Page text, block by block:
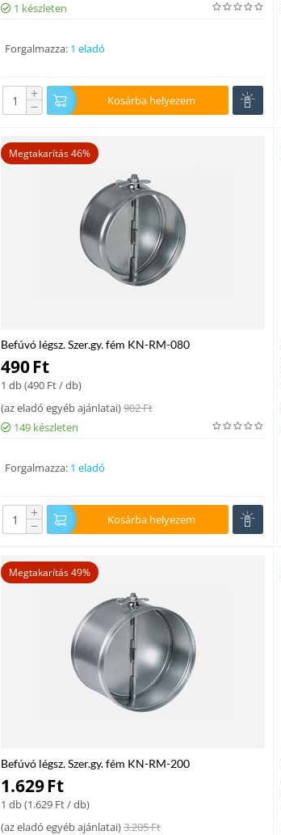
1 készleten
Forgalmazza: 1 eladó
+
− Kosárba helyezem
Megtakarítás 46%
Befúvó légsz. Szer.gy. fém KN-RM-080
490Ft
1 db (490 Ft/ db)
(az eladó egyéb ajánlatai)902Ft
149 készleten
Forgalmazza: 1 eladó
+
− Kosárba helyezem
Megtakarítás 49%
Befúvó légsz. Szer.gy. fém KN-RM-200
1.629Ft
1 db (1.629 Ft/ db)
(az eladó egyéb ajánlatai)3.205Ft